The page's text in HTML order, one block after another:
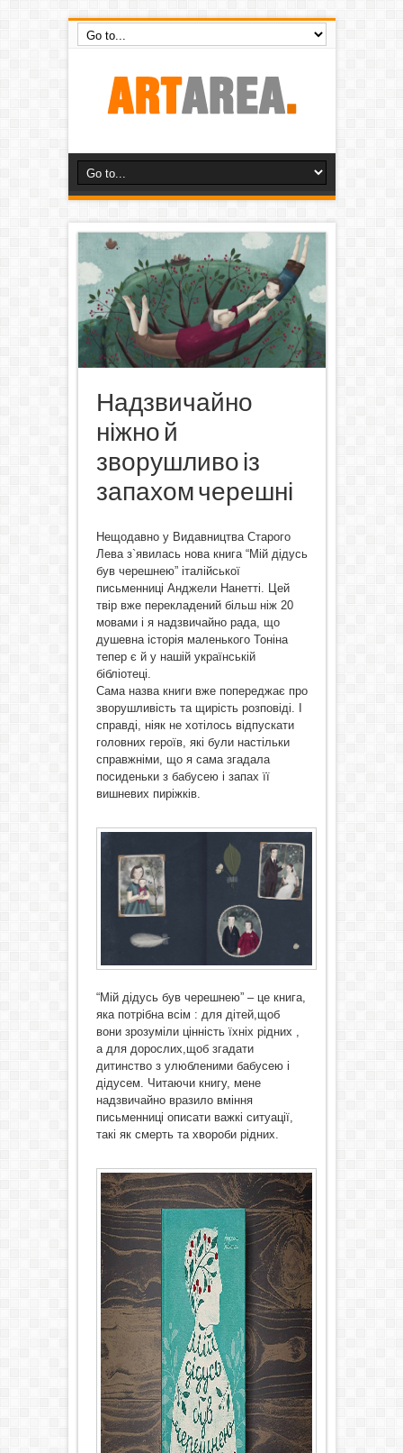
Надзвичайно
ніжно й
зворушливо із
запахом черешні
Нещодавно у Видавництва Старого
Лева з`явилась нова книга “Мій дідусь
був черешнею” італійської
письменниці Анджели Нанетті. Цей
твір вже перекладений більш ніж 20
мовами і я надзвичайно рада, що
душевна історія маленького Тоніна
тепер є й у нашій українській
бібліотеці.
Сама назва книги вже попереджає про
зворушливість та щирість розповіді. І
справді, ніяк не хотілось відпускати
головних героїв, які були настільки
справжніми, що я сама згадала
посиденьки з бабусею і запах її
вишневих пиріжків.
“Мій дідусь був черешнею” – це книга,
яка потрібна всім : для дітей,щоб
вони зрозуміли цінність їхніх рідних ,
а для дорослих,щоб згадати
дитинство з улюбленими бабусею і
дідусем. Читаючи книгу, мене
надзвичайно вразило вміння
письменниці описати важкі ситуації,
такі як смерть та хвороби рідних.